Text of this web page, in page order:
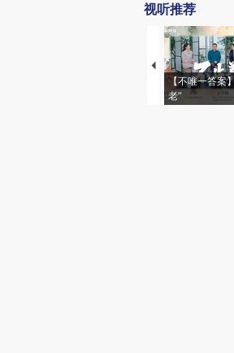
视听推荐
【不唯一答案
老”